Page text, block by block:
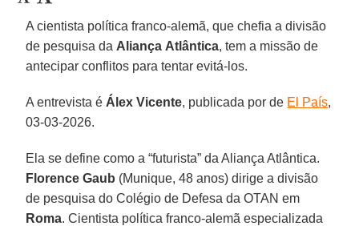
A cientista política franco-alemã, que chefia a divisão
de pesquisa da Aliança Atlântica, tem a missão de
antecipar conflitos para tentar evitá-los.
A entrevista é Álex Vicente, publicada por de El País,
03-03-2026.
Ela se define como a “futurista” da Aliança Atlântica.
Florence Gaub (Munique, 48 anos) dirige a divisão
de pesquisa do Colégio de Defesa da OTAN em
Roma. Cientista política franco-alemã especializada